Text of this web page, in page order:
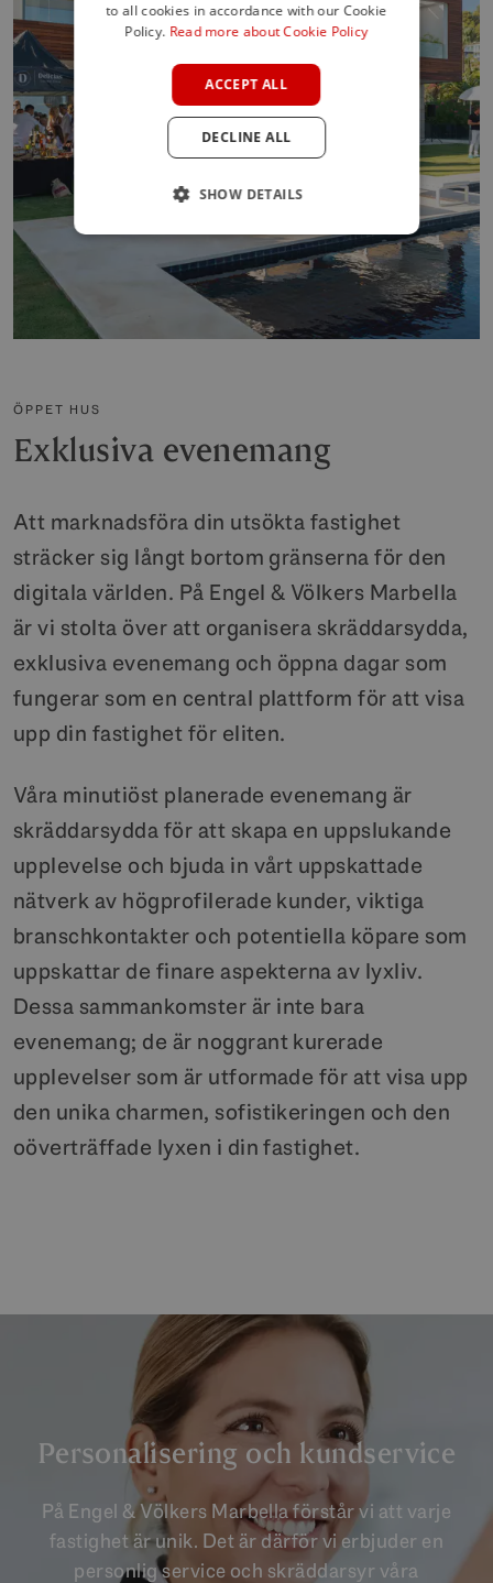
ÖPPET HUS
Exklusiva evenemang
Att marknadsföra din utsökta fastighet
sträcker sig långt bortom gränserna för den
digitala världen. På Engel & Völkers Marbella
är vi stolta över att organisera skräddarsydda,
exklusiva evenemang och öppna dagar som
fungerar som en central plattform för att visa
upp din fastighet för eliten.
Våra minutiöst planerade evenemang är
skräddarsydda för att skapa en uppslukande
upplevelse och bjuda in vårt uppskattade
nätverk av högprofilerade kunder, viktiga
branschkontakter och potentiella köpare som
uppskattar de finare aspekterna av lyxliv.
Dessa sammankomster är inte bara
evenemang; de är noggrant kurerade
upplevelser som är utformade för att visa upp
den unika charmen, sofistikeringen och den
oöverträffade lyxen i din fastighet.
Personalisering och kundservice
På Engel & Völkers Marbella förstår vi att varje
fastighet är unik. Det är därför vi erbjuder en
personlig service och skräddarsyr våra
SPANISH
to all cookies in accordance with our Cookie
Policy. Read more about Cookie Policy
ACCEPT ALL
DECLINE ALL
SHOW DETAILS